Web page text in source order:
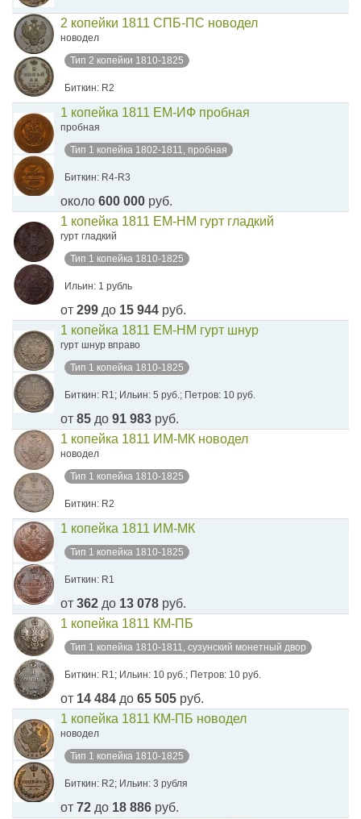
2 копейки 1811 СПБ-ПС новодел
новодел
Тип 2 копейки 1810-1825
Биткин: R2
1 копейка 1811 ЕМ-ИФ пробная
пробная
Тип 1 копейка 1802-1811, пробная
Биткин: R4-R3
около 600 000 руб.
1 копейка 1811 ЕМ-НМ гурт гладкий
гурт гладкий
Тип 1 копейка 1810-1825
Ильин: 1 рубль
от 299 до 15 944 руб.
1 копейка 1811 ЕМ-НМ гурт шнур
гурт шнур вправо
Тип 1 копейка 1810-1825
Биткин: R1; Ильин: 5 руб.; Петров: 10 руб.
от 85 до 91 983 руб.
1 копейка 1811 ИМ-МК новодел
новодел
Тип 1 копейка 1810-1825
Биткин: R2
1 копейка 1811 ИМ-МК
Тип 1 копейка 1810-1825
Биткин: R1
от 362 до 13 078 руб.
1 копейка 1811 КМ-ПБ
Тип 1 копейка 1810-1811, сузунский монетный двор
Биткин: R1; Ильин: 10 руб.; Петров: 10 руб.
от 14 484 до 65 505 руб.
1 копейка 1811 КМ-ПБ новодел
новодел
Тип 1 копейка 1810-1825
Биткин: R2; Ильин: 3 рубля
от 72 до 18 886 руб.